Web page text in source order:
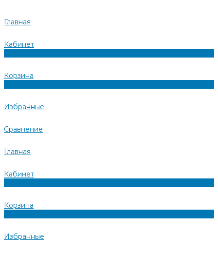
Главная
Кабинет
Корзина
Избранные
Сравнение
Главная
Кабинет
Корзина
Избранные